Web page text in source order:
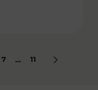
7 ... 11 Nächstes